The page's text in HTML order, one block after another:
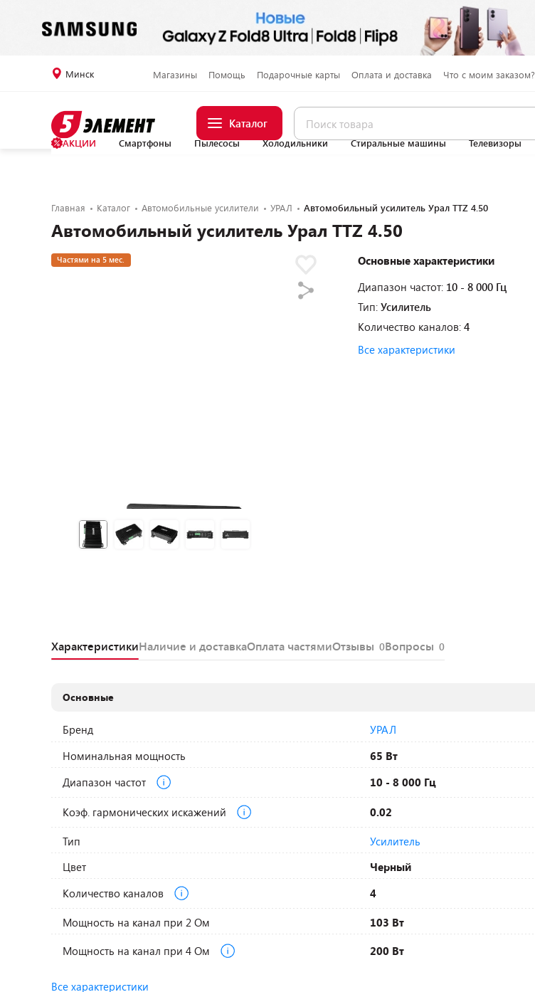
Минск Магазины Помощь Подарочные карты Оплата и доставка Что с моим заказом?
Каталог
АКЦИИ Смартфоны Пылесосы Холодильники Стиральные машины Телевизоры
Главная Каталог Автомобильные усилители УРАЛ Автомобильный усилитель Урал ТТZ 4.50
Автомобильный усилитель Урал ТТZ 4.50
Частями на 5 мес.
Основные характеристики
Диапазон частот: 10 - 8 000 Гц
Тип: Усилитель
Количество каналов: 4
Все характеристики
ХарактеристикиНаличие и доставкаОплата частямиОтзывы 0Вопросы 0
Основные
Бренд
УРАЛ
Номинальная мощность
65 Вт
Диапазон частот
10 - 8 000 Гц
Коэф. гармонических искажений 0.02
Тип
Усилитель
Цвет
Черный
Количество каналов
4
Мощность на канал при 2 Ом
103 Вт
Мощность на канал при 4 Ом
200 Вт
Все характеристики